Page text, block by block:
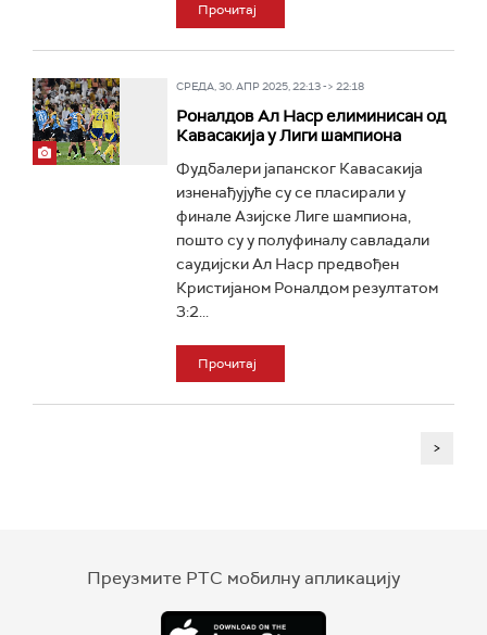
Прочитај
СРЕДА, 30. АПР 2025, 22:13 -> 22:18
Роналдов Ал Наср елиминисан од
Кавасакија у Лиги шампиона
Фудбалери јапанског Кавасакија
изненађујуће су се пласирали у
финале Азијске Лиге шампиона,
пошто су у полуфиналу савладали
саудијски Ал Наср предвођен
Кристијаном Роналдом резултатом
3:2...
Прочитај
>
Преузмите РТС мобилну апликацију